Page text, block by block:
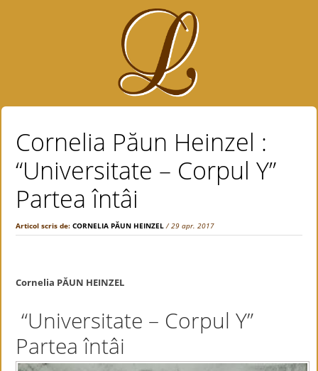
Cornelia Păun Heinzel :
“Universitate – Corpul Y”
Partea întâi
Articol scris de:CORNELIA PĂUN HEINZEL / 29 apr. 2017
Cornelia PĂUN HEINZEL
“Universitate – Corpul Y”
Partea întâi